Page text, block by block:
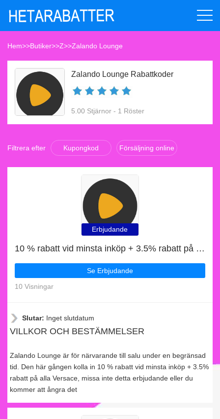
Hem>>Butiker>>Z>>Zalando Lounge
Zalando Lounge Rabattkoder
5.00 Stjärnor - 1 Röster
Filtrera efter Kupongkod Försäljning online
Erbjudande
10 % rabatt vid minsta inköp + 3.5% rabatt på alla Versace
Se Erbjudande
10 Visningar
Slutar: Inget slutdatum
VILLKOR OCH BESTÄMMELSER
Zalando Lounge är för närvarande till salu under en begränsad
tid. Den här gången kolla in 10 % rabatt vid minsta inköp + 3.5%
rabatt på alla Versace, missa inte detta erbjudande eller du
kommer att ångra det